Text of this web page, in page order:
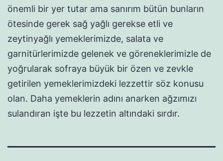
önemli bir yer tutar ama sanırım bütün bunların
ötesinde gerek sağ yağlı gerekse etli ve
zeytinyağlı yemeklerimizde, salata ve
garnitürlerimizde gelenek ve göreneklerimizle de
yoğrularak sofraya büyük bir özen ve zevkle
getirilen yemeklerimizdeki lezzettir söz konusu
olan. Daha yemeklerin adını anarken ağzımızı
sulandıran işte bu lezzetin altındaki sırdır.